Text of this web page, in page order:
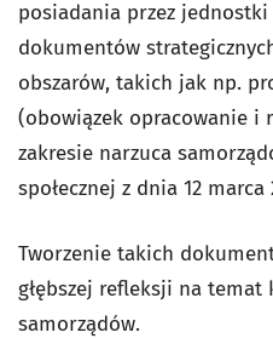
posiadania przez
dokumentów
obszarów, takich jak np.
(obowiązek opracowanie i
zakresie narzuca
społecznej z dnia 12 marca
Tworzenie takich
głębszej refleksji na
samorządów.